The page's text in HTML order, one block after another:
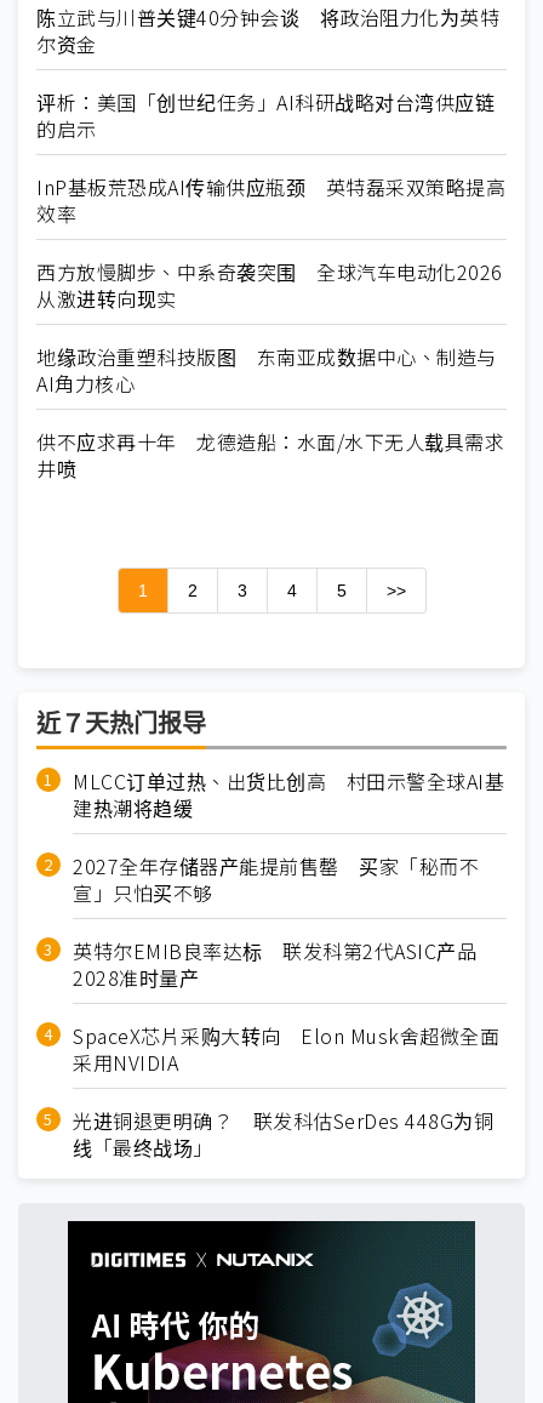
陈立武与川普关键40分钟会谈 将政治阻力化为英特
尔资金
评析：美国「创世纪任务」AI科研战略对台湾供应链
的启示
InP基板荒恐成AI传输供应瓶颈 英特磊采双策略提高
效率
西方放慢脚步、中系奇袭突围 全球汽车电动化2026
从激进转向现实
地缘政治重塑科技版图 东南亚成数据中心、制造与
AI角力核心
供不应求再十年 龙德造船：水面/水下无人载具需求
井喷
1 2 3 4 5 >>
近７天热门报导
MLCC订单过热、出货比创高 村田示警全球AI基
建热潮将趋缓
2027全年存储器产能提前售罄 买家「秘而不
宣」只怕买不够
英特尔EMIB良率达标 联发科第2代ASIC产品
2028准时量产
SpaceX芯片采购大转向 Elon Musk舍超微全面
采用NVIDIA
光进铜退更明确？ 联发科估SerDes 448G为铜
线「最终战场」